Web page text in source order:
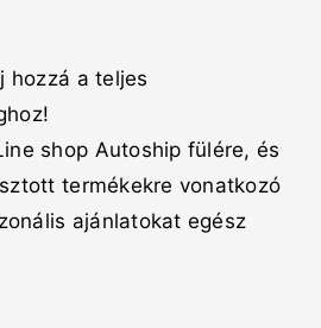
hozzá a teljes
shop Autoship fülére, és
termékekre vonatkozó
ajánlatokat egész